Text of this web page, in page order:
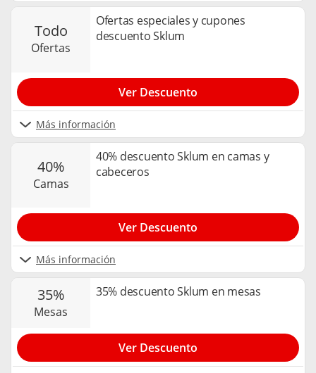
todo
ofertas
Ofertas especiales y cupones
descuento Sklum
Más información
Ver Descuento
40%
camas
40% descuento Sklum en camas y
cabeceros
Más información
Ver Descuento
35%
mesas
35% descuento Sklum en mesas
Ver Descuento